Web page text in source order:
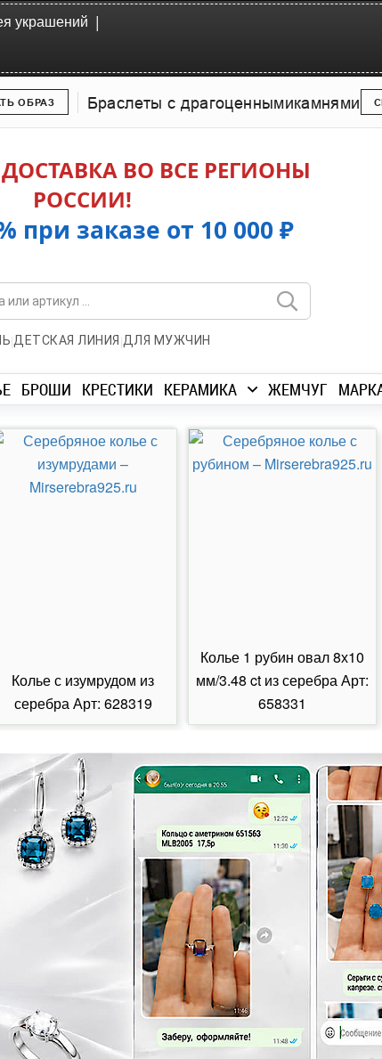
украшений |
ОБРАЗ Браслеты с драгоценнымикамнями
ВО ВСЕ РЕГИОНЫ
РОССИИ!
при заказе от 10 000 ₽
|ДЕТСКАЯ ЛИНИЯ |ДЛЯ МУЖЧИН
БРОШИ КРЕСТИКИ КЕРАМИКА ЖЕМЧУГ
Колье с изумрудом из
серебра Арт: 628319
Колье 1 рубин овал 8х10
мм/3.48 ct из серебра Арт:
658331